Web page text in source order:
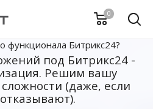
0
функционала Битрикс24?
под Битрикс24 -
Решим вашу
(даже, если